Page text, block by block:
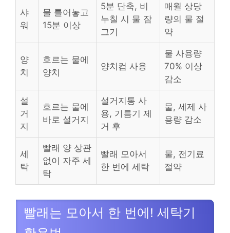
샤
워
물 틀어놓고
15분 이상
5분 단축, 비
누칠 시 물 잠
그기
매월 상당
량의 물 절
약
양
치
흐르는 물에
양치
양치컵 사용
물 사용량
70% 이상
감소
설
거
지
흐르는 물에
바로 설거지
설거지통 사
용, 기름기 제
거 후
물, 세제 사
용량 감소
세
탁
빨래 양 상관
없이 자주 세
탁
빨래 모아서
한 번에 세탁
물, 전기료
절약
빨래는 모아서 한 번에! 세탁기